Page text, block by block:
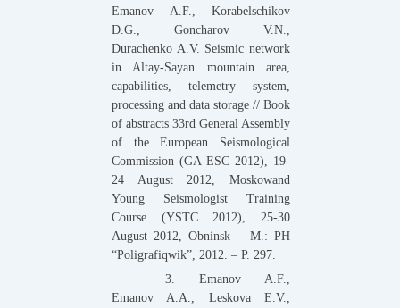
Emanov A.F., Korabelschikov
D.G., Goncharov V.N.,
Durachenko A.V. Seismic network
in Altay-Sayan mountain area,
capabilities, telemetry system,
processing and data storage // Book
of abstracts 33rd General Assembly
of the European Seismological
Commission (GA ESC 2012), 19-
24 August 2012, Moskowand
Young Seismologist Training
Course (YSTC 2012), 25-30
August 2012, Obninsk – M.: PH
“Poligrafiqwik”, 2012. – P. 297.
3. Emanov A.F.,
Emanov A.A., Leskova E.V.,